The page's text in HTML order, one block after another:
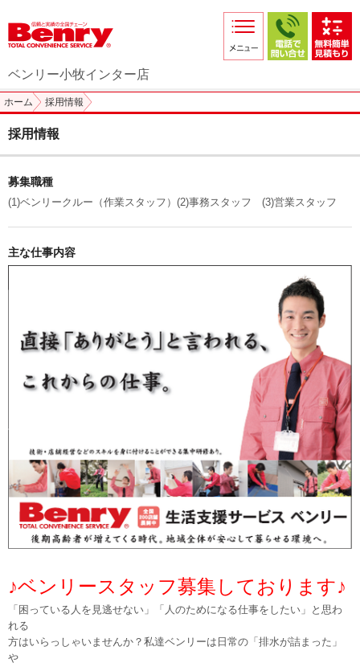
採用情報
店舗からのお知らせ
店舗日記
プライバシーポリシー
FC加盟店募集
ベンリー小牧インター店
ホーム 採用情報
採用情報
募集職種
(1)ベンリークルー（作業スタッフ）(2)事務スタッフ (3)営業スタッフ
主な仕事内容
♪ベンリースタッフ募集しております♪
「困っている人を見逃せない」「人のためになる仕事をしたい」と思わ
れる
方はいらっしゃいませんか？私達ベンリーは日常の「排水が詰まった」
や